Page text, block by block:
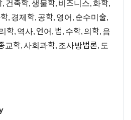
건축학, 생물학, 비즈니스, 화학,
, 경제학, 공학, 영어, 순수미술,
학, 역사, 언어, 법, 수학, 의학, 음
교학, 사회과학, 조사방법론, 도